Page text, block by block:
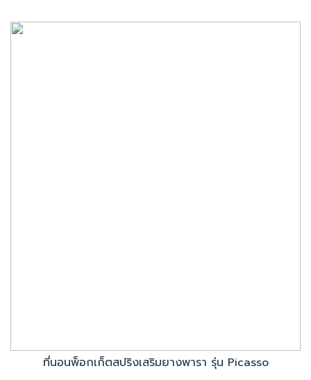
ที่นอนพ็อกเก็ตสปริงเสริมยางพารา รุ่น Picasso